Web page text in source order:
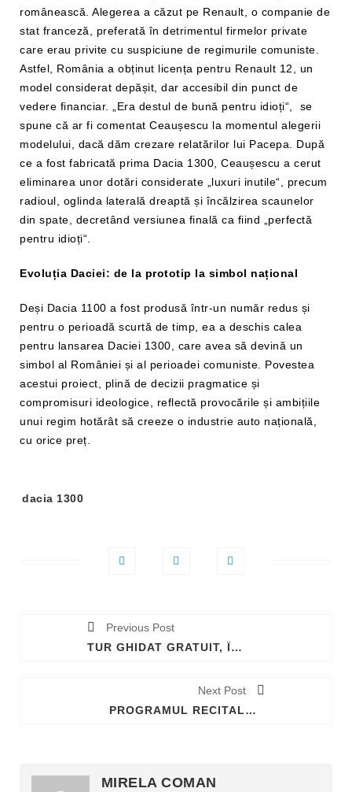
românească. Alegerea a căzut pe Renault, o companie de
stat franceză, preferată în detrimentul firmelor private
care erau privite cu suspiciune de regimurile comuniste.
Astfel, România a obținut licența pentru Renault 12, un
model considerat depășit, dar accesibil din punct de
vedere financiar. „Era destul de bună pentru idioți“, se
spune că ar fi comentat Ceaușescu la momentul alegerii
modelului, dacă dăm crezare relatărilor lui Pacepa. După
ce a fost fabricată prima Dacia 1300, Ceaușescu a cerut
eliminarea unor dotări considerate „luxuri inutile“, precum
radioul, oglinda laterală dreaptă și încălzirea scaunelor
din spate, decretând versiunea finală ca fiind „perfectă
pentru idioți“.
Evoluția Daciei: de la prototip la simbol național
Deși Dacia 1100 a fost produsă într-un număr redus și
pentru o perioadă scurtă de timp, ea a deschis calea
pentru lansarea Daciei 1300, care avea să devină un
simbol al României și al perioadei comuniste. Povestea
acestui proiect, plină de decizii pragmatice și
compromisuri ideologice, reflectă provocările și ambițiile
unui regim hotărât să creeze o industrie auto națională,
cu orice preț.
Tag-
uri:
dacia 1300
Previous Post
TUR GHIDAT GRATUIT, ÎN MEMORIA MARELUI ACTOR JEAN CONSTANTIN
Next Post
PROGRAMUL RECITALURILOR LA FESTIVALUL DE MUZICĂ UȘOARĂ MAMAIA 2024
MIRELA COMAN